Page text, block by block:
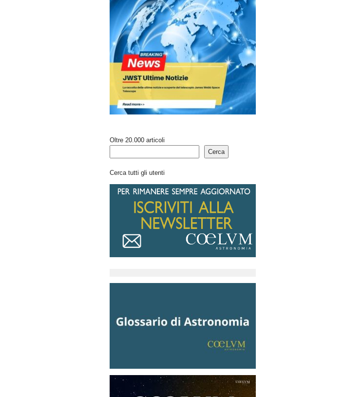
Oltre 20.000 articoli
Cerca
Cerca tutti gli utenti